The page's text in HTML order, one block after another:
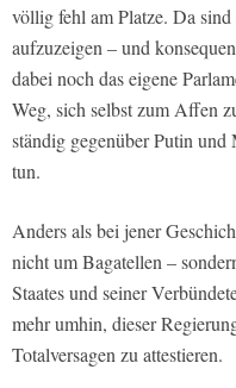
völlig fehl am Platze. Da
aufzuzeigen – und
dabei noch das eigene
Weg, sich selbst zum Affen
ständig gegenüber Putin
tun.
Anders als bei jener
nicht um Bagatellen –
Staates und seiner
mehr umhin, dieser
Totalversagen zu attestieren.